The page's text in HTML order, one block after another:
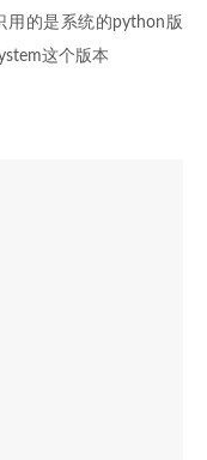
用的是系统的python版
这个版本